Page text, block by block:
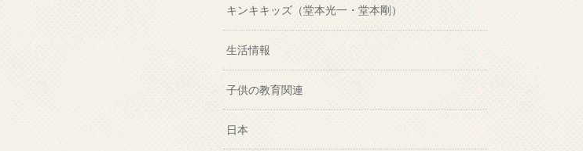
キンキキッズ（堂本光一・堂本剛）
生活情報
子供の教育関連
日本